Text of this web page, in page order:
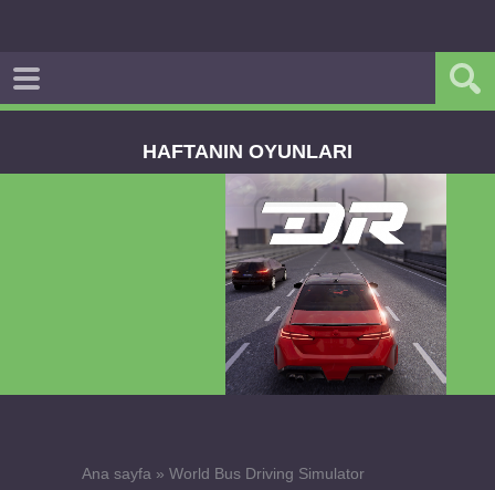
HAFTANIN OYUNLARI
Ana sayfa » World Bus Driving Simulator